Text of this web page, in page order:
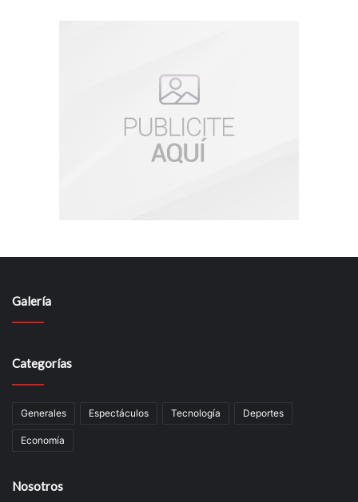
Galería
Categorías
Generales Espectáculos Tecnología Deportes
Economía
Nosotros